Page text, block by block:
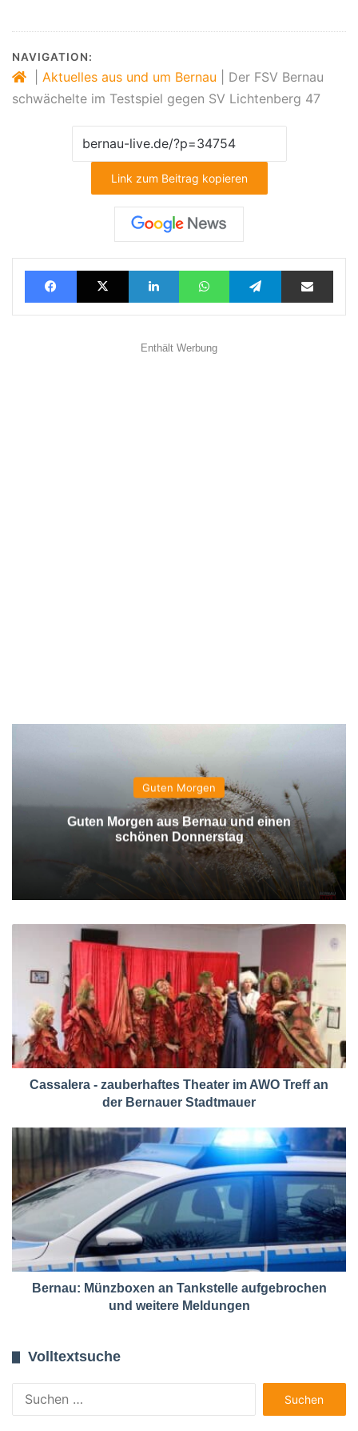
NAVIGATION:
Aktuelles aus und um Bernau
Der FSV Bernau
schwächelte im Testspiel gegen SV Lichtenberg 47
Link zum Beitrag kopieren
FacebookX LinkedInWhatsAppTelegramTeilen via E-Mail
Enthält Werbung
Guten Morgen
Guten Morgen aus Bernau und einen
schönen Donnerstag
Cassalera - zauberhaftes Theater im AWO Treff an
der Bernauer Stadtmauer
Bernau: Münzboxen an Tankstelle aufgebrochen
und weitere Meldungen
Volltextsuche
nach: